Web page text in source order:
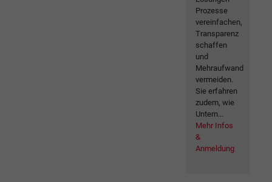
Prozesse
vereinfachen,
Transparenz
schaffen
und
Mehraufwand
vermeiden.
Sie erfahren
zudem, wie
Untern...
Mehr Infos
&
Anmeldung